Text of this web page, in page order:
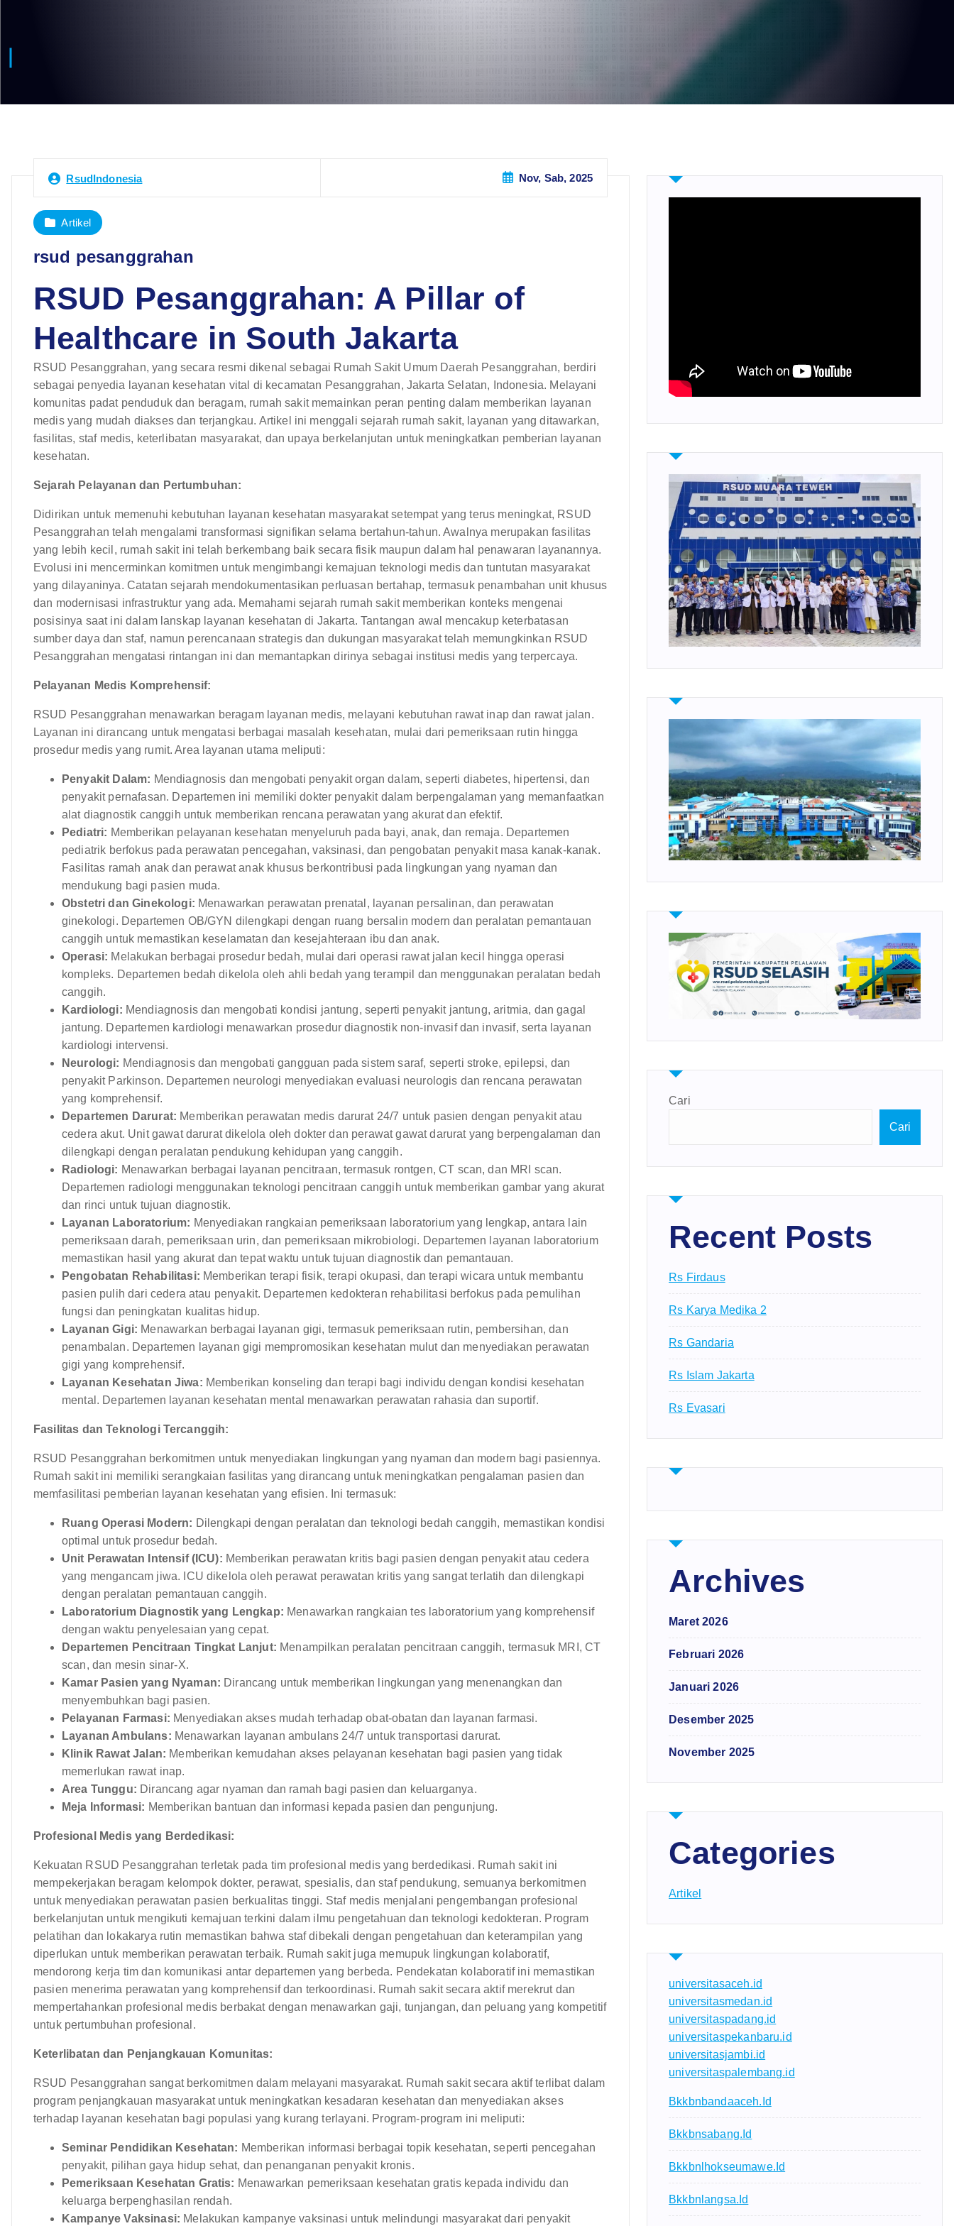
RsudIndonesia Nov, Sab, 2025
Artikel
rsud pesanggrahan
RSUD Pesanggrahan: A Pillar of
Healthcare in South Jakarta
RSUD Pesanggrahan, yang secara resmi dikenal sebagai Rumah Sakit Umum Daerah Pesanggrahan, berdiri
sebagai penyedia layanan kesehatan vital di kecamatan Pesanggrahan, Jakarta Selatan, Indonesia. Melayani
komunitas padat penduduk dan beragam, rumah sakit memainkan peran penting dalam memberikan layanan
medis yang mudah diakses dan terjangkau. Artikel ini menggali sejarah rumah sakit, layanan yang ditawarkan,
fasilitas, staf medis, keterlibatan masyarakat, dan upaya berkelanjutan untuk meningkatkan pemberian layanan
kesehatan.
Sejarah Pelayanan dan Pertumbuhan:
Didirikan untuk memenuhi kebutuhan layanan kesehatan masyarakat setempat yang terus meningkat, RSUD
Pesanggrahan telah mengalami transformasi signifikan selama bertahun-tahun. Awalnya merupakan fasilitas
yang lebih kecil, rumah sakit ini telah berkembang baik secara fisik maupun dalam hal penawaran layanannya.
Evolusi ini mencerminkan komitmen untuk mengimbangi kemajuan teknologi medis dan tuntutan masyarakat
yang dilayaninya. Catatan sejarah mendokumentasikan perluasan bertahap, termasuk penambahan unit khusus
dan modernisasi infrastruktur yang ada. Memahami sejarah rumah sakit memberikan konteks mengenai
posisinya saat ini dalam lanskap layanan kesehatan di Jakarta. Tantangan awal mencakup keterbatasan
sumber daya dan staf, namun perencanaan strategis dan dukungan masyarakat telah memungkinkan RSUD
Pesanggrahan mengatasi rintangan ini dan memantapkan dirinya sebagai institusi medis yang terpercaya.
Pelayanan Medis Komprehensif:
RSUD Pesanggrahan menawarkan beragam layanan medis, melayani kebutuhan rawat inap dan rawat jalan.
Layanan ini dirancang untuk mengatasi berbagai masalah kesehatan, mulai dari pemeriksaan rutin hingga
prosedur medis yang rumit. Area layanan utama meliputi:
Penyakit Dalam: Mendiagnosis dan mengobati penyakit organ dalam, seperti diabetes, hipertensi, dan
penyakit pernafasan. Departemen ini memiliki dokter penyakit dalam berpengalaman yang memanfaatkan
alat diagnostik canggih untuk memberikan rencana perawatan yang akurat dan efektif.
Pediatri: Memberikan pelayanan kesehatan menyeluruh pada bayi, anak, dan remaja. Departemen
pediatrik berfokus pada perawatan pencegahan, vaksinasi, dan pengobatan penyakit masa kanak-kanak.
Fasilitas ramah anak dan perawat anak khusus berkontribusi pada lingkungan yang nyaman dan
mendukung bagi pasien muda.
Obstetri dan Ginekologi: Menawarkan perawatan prenatal, layanan persalinan, dan perawatan
ginekologi. Departemen OB/GYN dilengkapi dengan ruang bersalin modern dan peralatan pemantauan
canggih untuk memastikan keselamatan dan kesejahteraan ibu dan anak.
Operasi: Melakukan berbagai prosedur bedah, mulai dari operasi rawat jalan kecil hingga operasi
kompleks. Departemen bedah dikelola oleh ahli bedah yang terampil dan menggunakan peralatan bedah
canggih.
Kardiologi: Mendiagnosis dan mengobati kondisi jantung, seperti penyakit jantung, aritmia, dan gagal
jantung. Departemen kardiologi menawarkan prosedur diagnostik non-invasif dan invasif, serta layanan
kardiologi intervensi.
Neurologi: Mendiagnosis dan mengobati gangguan pada sistem saraf, seperti stroke, epilepsi, dan
penyakit Parkinson. Departemen neurologi menyediakan evaluasi neurologis dan rencana perawatan
yang komprehensif.
Departemen Darurat: Memberikan perawatan medis darurat 24/7 untuk pasien dengan penyakit atau
cedera akut. Unit gawat darurat dikelola oleh dokter dan perawat gawat darurat yang berpengalaman dan
dilengkapi dengan peralatan pendukung kehidupan yang canggih.
Radiologi: Menawarkan berbagai layanan pencitraan, termasuk rontgen, CT scan, dan MRI scan.
Departemen radiologi menggunakan teknologi pencitraan canggih untuk memberikan gambar yang akurat
dan rinci untuk tujuan diagnostik.
Layanan Laboratorium: Menyediakan rangkaian pemeriksaan laboratorium yang lengkap, antara lain
pemeriksaan darah, pemeriksaan urin, dan pemeriksaan mikrobiologi. Departemen layanan laboratorium
memastikan hasil yang akurat dan tepat waktu untuk tujuan diagnostik dan pemantauan.
Pengobatan Rehabilitasi: Memberikan terapi fisik, terapi okupasi, dan terapi wicara untuk membantu
pasien pulih dari cedera atau penyakit. Departemen kedokteran rehabilitasi berfokus pada pemulihan
fungsi dan peningkatan kualitas hidup.
Layanan Gigi: Menawarkan berbagai layanan gigi, termasuk pemeriksaan rutin, pembersihan, dan
penambalan. Departemen layanan gigi mempromosikan kesehatan mulut dan menyediakan perawatan
gigi yang komprehensif.
Layanan Kesehatan Jiwa: Memberikan konseling dan terapi bagi individu dengan kondisi kesehatan
mental. Departemen layanan kesehatan mental menawarkan perawatan rahasia dan suportif.
Fasilitas dan Teknologi Tercanggih:
RSUD Pesanggrahan berkomitmen untuk menyediakan lingkungan yang nyaman dan modern bagi pasiennya.
Rumah sakit ini memiliki serangkaian fasilitas yang dirancang untuk meningkatkan pengalaman pasien dan
memfasilitasi pemberian layanan kesehatan yang efisien. Ini termasuk:
Ruang Operasi Modern: Dilengkapi dengan peralatan dan teknologi bedah canggih, memastikan kondisi
optimal untuk prosedur bedah.
Unit Perawatan Intensif (ICU): Memberikan perawatan kritis bagi pasien dengan penyakit atau cedera
yang mengancam jiwa. ICU dikelola oleh perawat perawatan kritis yang sangat terlatih dan dilengkapi
dengan peralatan pemantauan canggih.
Laboratorium Diagnostik yang Lengkap: Menawarkan rangkaian tes laboratorium yang komprehensif
dengan waktu penyelesaian yang cepat.
Departemen Pencitraan Tingkat Lanjut: Menampilkan peralatan pencitraan canggih, termasuk MRI, CT
scan, dan mesin sinar-X.
Kamar Pasien yang Nyaman: Dirancang untuk memberikan lingkungan yang menenangkan dan
menyembuhkan bagi pasien.
Pelayanan Farmasi: Menyediakan akses mudah terhadap obat-obatan dan layanan farmasi.
Layanan Ambulans: Menawarkan layanan ambulans 24/7 untuk transportasi darurat.
Klinik Rawat Jalan: Memberikan kemudahan akses pelayanan kesehatan bagi pasien yang tidak
memerlukan rawat inap.
Area Tunggu: Dirancang agar nyaman dan ramah bagi pasien dan keluarganya.
Meja Informasi: Memberikan bantuan dan informasi kepada pasien dan pengunjung.
Profesional Medis yang Berdedikasi:
Kekuatan RSUD Pesanggrahan terletak pada tim profesional medis yang berdedikasi. Rumah sakit ini
mempekerjakan beragam kelompok dokter, perawat, spesialis, dan staf pendukung, semuanya berkomitmen
untuk menyediakan perawatan pasien berkualitas tinggi. Staf medis menjalani pengembangan profesional
berkelanjutan untuk mengikuti kemajuan terkini dalam ilmu pengetahuan dan teknologi kedokteran. Program
pelatihan dan lokakarya rutin memastikan bahwa staf dibekali dengan pengetahuan dan keterampilan yang
diperlukan untuk memberikan perawatan terbaik. Rumah sakit juga memupuk lingkungan kolaboratif,
mendorong kerja tim dan komunikasi antar departemen yang berbeda. Pendekatan kolaboratif ini memastikan
pasien menerima perawatan yang komprehensif dan terkoordinasi. Rumah sakit secara aktif merekrut dan
mempertahankan profesional medis berbakat dengan menawarkan gaji, tunjangan, dan peluang yang kompetitif
untuk pertumbuhan profesional.
Keterlibatan dan Penjangkauan Komunitas:
RSUD Pesanggrahan sangat berkomitmen dalam melayani masyarakat. Rumah sakit secara aktif terlibat dalam
program penjangkauan masyarakat untuk meningkatkan kesadaran kesehatan dan menyediakan akses
terhadap layanan kesehatan bagi populasi yang kurang terlayani. Program-program ini meliputi:
Seminar Pendidikan Kesehatan: Memberikan informasi berbagai topik kesehatan, seperti pencegahan
penyakit, pilihan gaya hidup sehat, dan penanganan penyakit kronis.
Pemeriksaan Kesehatan Gratis: Menawarkan pemeriksaan kesehatan gratis kepada individu dan
keluarga berpenghasilan rendah.
Kampanye Vaksinasi: Melakukan kampanye vaksinasi untuk melindungi masyarakat dari penyakit
Cari
Cari
Recent Posts
Rs Firdaus
Rs Karya Medika 2
Rs Gandaria
Rs Islam Jakarta
Rs Evasari
Archives
Maret 2026
Februari 2026
Januari 2026
Desember 2025
November 2025
Categories
Artikel
universitasaceh.id
universitasmedan.id
universitaspadang.id
universitaspekanbaru.id
universitasjambi.id
universitaspalembang.id
Bkkbnbandaaceh.id
Bkkbnsabang.id
Bkkbnlhokseumawe.id
Bkkbnlangsa.id